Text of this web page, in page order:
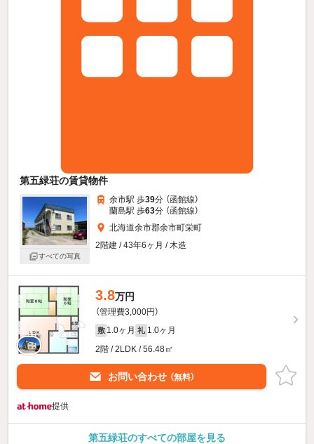
第五緑荘の賃貸物件
すべての写真
余市駅 歩39分 （函館線）
蘭島駅 歩63分 （函館線）
北海道余市郡余市町栄町
2階建 / 43年6ヶ月 / 木造
3.8万円
（管理費3,000円）
敷 1.0ヶ月 礼 1.0ヶ月
2階 / 2LDK / 56.48㎡
お問い合わせ （無料）
提供
第五緑荘のすべての部屋を見る